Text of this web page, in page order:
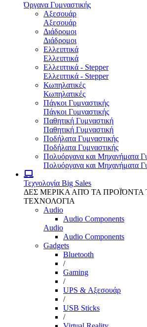
Όργανα Γυμναστικής
Αξεσουάρ
Αξεσουάρ
Διάδρομοι
Διάδρομοι
Ελλειπτικά
Ελλειπτικά
Ελλειπτικά - Stepper
Ελλειπτικά - Stepper
Κωπηλατικές
Κωπηλατικές
Πάγκοι Γυμναστικής
Πάγκοι Γυμναστικής
Παθητική Γυμναστική
Παθητική Γυμναστική
Ποδήλατα Γυμναστικής
Ποδήλατα Γυμναστικής
Πολυόργανα και Μηχανήματα
Πολυόργανα και Μηχανήματα
Τεχνολογία Big Sales
ΔΕΣ ΜΕΡΙΚΑ ΑΠΌ ΤΑ ΠΡΟΪΌΝΤΑ
ΤΕΧΝΟΛΟΓΙΑ
Audio
Audio Components
Audio
Audio Components
Gadgets
Bluetooth
/
Gaming
/
UPS & Αξεσουάρ
/
USB Sticks
/